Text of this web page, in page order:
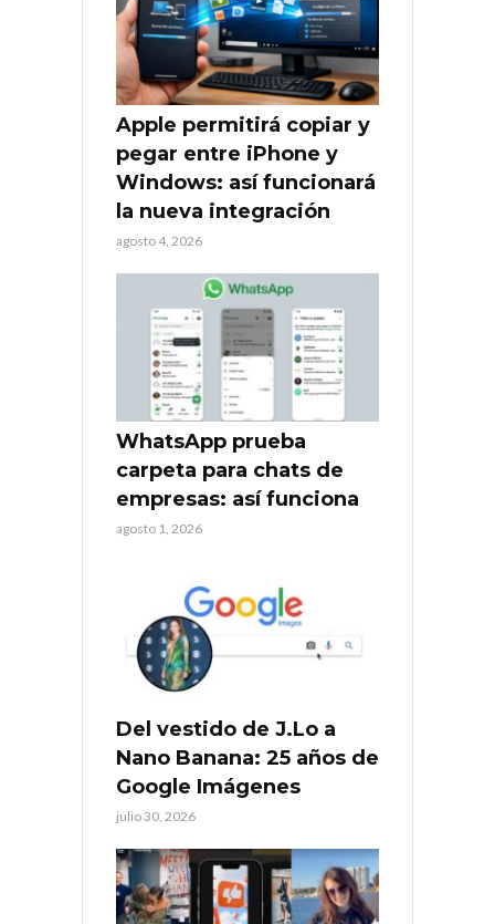
Apple permitirá copiar y
pegar entre iPhone y
Windows: así funcionará
la nueva integración
agosto 4, 2026
WhatsApp prueba
carpeta para chats de
empresas: así funciona
agosto 1, 2026
Del vestido de J.Lo a
Nano Banana: 25 años de
Google Imágenes
julio 30, 2026